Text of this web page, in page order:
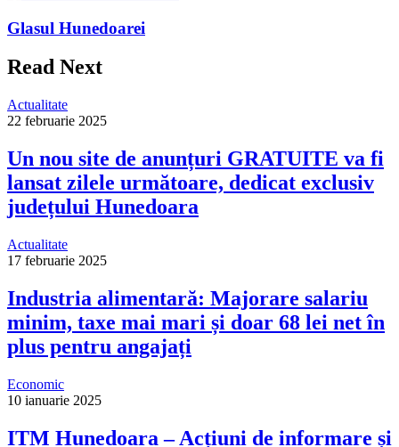
Glasul Hunedoarei
Read Next
Actualitate
22 februarie 2025
Un nou site de anunțuri GRATUITE va fi
lansat zilele următoare, dedicat exclusiv
județului Hunedoara
Actualitate
17 februarie 2025
Industria alimentară: Majorare salariu
minim, taxe mai mari și doar 68 lei net în
plus pentru angajați
Economic
10 ianuarie 2025
ITM Hunedoara – Acțiuni de informare și